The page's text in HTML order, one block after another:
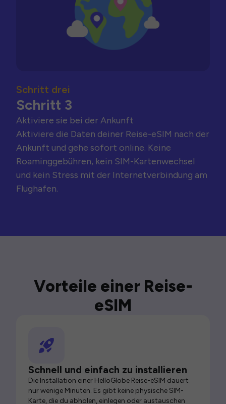
Schritt drei
Schritt 3
Aktiviere sie bei der Ankunft
Aktiviere die Daten deiner Reise-eSIM nach der
Ankunft und gehe sofort online. Keine
Roaminggebühren, kein SIM-Kartenwechsel
und kein Stress mit der Internetverbindung am
Flughafen.
Vorteile einer Reise-
eSIM
Schnell und einfach zu installieren
Die Installation einer HelloGlobe Reise-eSIM dauert
nur wenige Minuten. Es gibt keine physische SIM-
Karte, die du abholen, einlegen oder austauschen